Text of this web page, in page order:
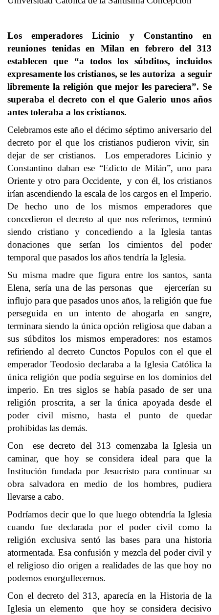
Los emperadores Licinio y Constantino en
reuniones tenidas en Milan en febrero del 313
establecen que “a todos los súbditos, incluidos
expresamente los cristianos, se les autoriza a seguir
libremente la religión que mejor les pareciera”. Se
superaba el decreto con el que Galerio unos años
antes toleraba a los cristianos.
Celebramos este año el décimo séptimo aniversario del
decreto por el que los cristianos pudieron vivir, sin
dejar de ser cristianos. Los emperadores Licinio y
Constantino daban ese “Edicto de Milán”, uno para
Oriente y otro para Occidente, y con él, los cristianos
irían ascendiendo la escala de los cargos en el Imperio.
De hecho uno de los mismos emperadores que
concedieron el decreto al que nos referimos, terminó
siendo cristiano y concediendo a la Iglesia tantas
donaciones que serían los cimientos del poder
temporal que pasados los años tendría la Iglesia.
Su misma madre que figura entre los santos, santa
Elena, sería una de las personas que ejercerían su
influjo para que pasados unos años, la religión que fue
perseguida en un intento de ahogarla en sangre,
terminara siendo la única opción religiosa que daban a
sus súbditos los mismos emperadores: nos estamos
refiriendo al decreto Cunctos Populos con el que el
emperador Teodosio declaraba a la Iglesia Católica la
única religión que podía seguirse en los dominios del
imperio. En tres siglos se había pasado de ser una
religión proscrita, a ser la única apoyada desde el
poder civil mismo, hasta el punto de quedar
prohibidas las demás.
Con ese decreto del 313 comenzaba la Iglesia un
caminar, que hoy se considera ideal para que la
Institución fundada por Jesucristo para continuar su
obra salvadora en medio de los hombres, pudiera
llevarse a cabo.
Podríamos decir que lo que luego obtendría la Iglesia
cuando fue declarada por el poder civil como la
religión exclusiva sentó las bases para una historia
atormentada. Esa confusión y mezcla del poder civil y
el religioso dio origen a realidades de las que hoy no
podemos enorgullecernos.
Con el decreto del 313, aparecía en la Historia de la
Iglesia un elemento que hoy se considera decisivo